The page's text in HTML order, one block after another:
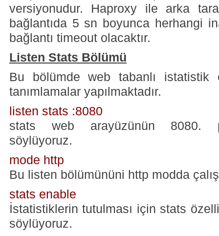
versiyonudur. Haproxy ile arka
bağlantıda 5 sn boyunca herhangi
bağlantı timeout olacaktır.
Listen Stats Bölümü
Bu bölümde web tabanlı istatistik
tanımlamalar yapılmaktadır.
listen stats :8080
stats web arayüzünün 8080.
söylüyoruz.
mode http
Bu listen bölümününi http modda
stats enable
İstatistiklerin tutulması için stats
söylüyoruz.